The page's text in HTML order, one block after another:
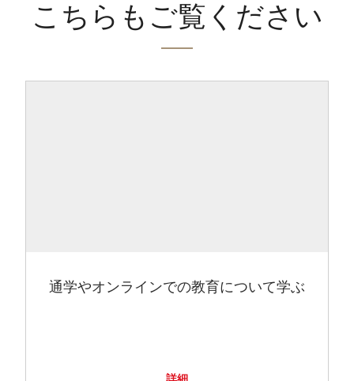
こちらもご覧ください
通学やオンラインでの教育について学ぶ